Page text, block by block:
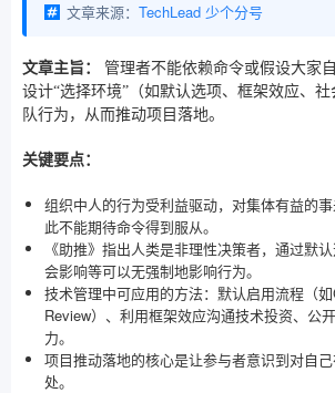
文章来源： TechLead 少个分号
文章主旨：
管理者不能依赖命令或假设大家
设计“选择环境”（如默认选项、框架效应、
队行为，从而推动项目落地。
关键要点：
组织中人的行为受利益驱动，对集体有益的
此不能期待命令得到服从。
《助推》指出人类是非理性决策者，通过默
会影响等可以无强制地影响行为。
技术管理中可应用的方法：默认启用流程（
Review）、利用框架效应沟通技术投资、公
力。
项目推动落地的核心是让参与者意识到对自
处。